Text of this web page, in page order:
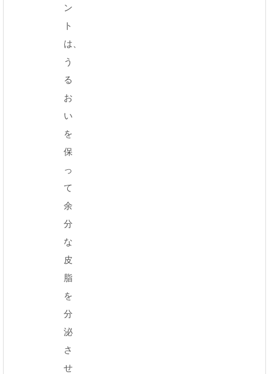
ン
ト
は、
う
る
お
い
を
保
っ
て
余
分
な
皮
脂
を
分
泌
さ
せ